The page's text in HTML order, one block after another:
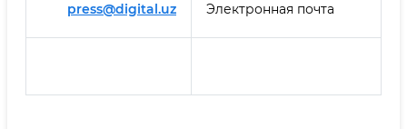
press@digital.uz Электронная почта